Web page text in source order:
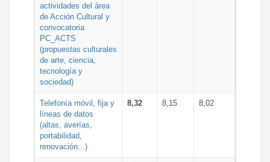
actividades del área
de Acción Cultural y
convocatoria
PC_ACTS
(propuestas culturales
de arte, ciencia,
tecnología y
sociedad)
Telefonía móvil, fija y
líneas de datos
(altas, averías,
portabilidad,
renovación...)
8,32 8,15 8,02